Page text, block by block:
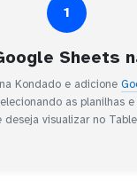
1
Sheets
Kondado e adicione
as planilhas
deseja visualizar no